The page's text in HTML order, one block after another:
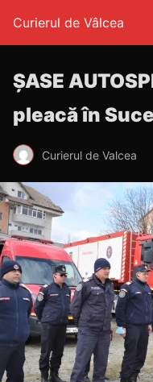
Curierul de Vâlcea
ȘASE
pleacă în
Curierul de Valcea